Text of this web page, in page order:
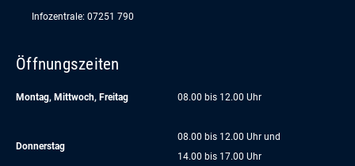
Infozentrale: 07251 790
Öffnungszeiten
Montag, Mittwoch, Freitag 08.00 bis 12.00 Uhr
Donnerstag
08.00 bis 12.00 Uhr und
14.00 bis 17.00 Uhr